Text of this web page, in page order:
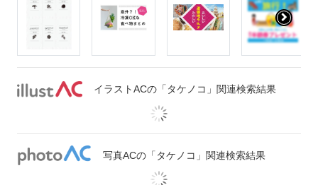
イラストACの「タケノコ」関連検索結果
写真ACの「タケノコ」関連検索結果